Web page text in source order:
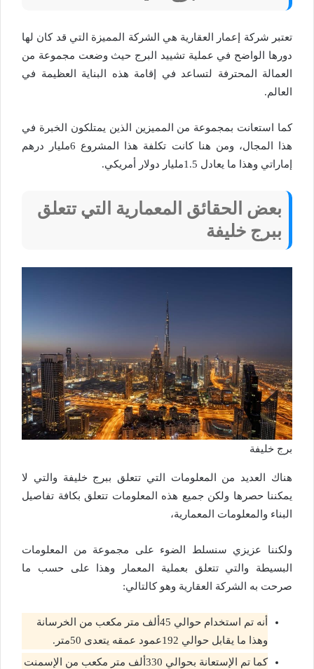
تعتبر شركة إعمار العقارية هي الشركة المميزة التي قد كان لها
دورها الواضح في عملية تشييد البرج حيث وضعت مجموعة من
العمالة المحترفة لتساعد في إقامة هذه البناية العظيمة في
العالم.
كما استعانت بمجموعة من المميزين الذين يمتلكون الخبرة في
هذا المجال، ومن هنا كانت تكلفة هذا المشروع 6مليار درهم
إماراتي وهذا ما يعادل 1.5مليار دولار أمريكي.
بعض الحقائق المعمارية التي تتعلق
ببرج خليفة
برج خليفة
هناك العديد من المعلومات التي تتعلق ببرج خليفة والتي لا
يمكننا حصرها ولكن جميع هذه المعلومات تتعلق بكافة تفاصيل
البناء والمعلومات المعمارية،
ولكننا عزيزي سنسلط الضوء على مجموعة من المعلومات
البسيطة والتي تتعلق بعملية المعمار وهذا على حسب ما
صرحت به الشركة العقارية وهو كالتالي:
أنه تم استخدام حوالي 45ألف متر مكعب من الخرسانة
وهذا ما يقابل حوالي 192عمود عمقه يتعدى 50متر.
كما تم الإستعانة بحوالي 330ألف متر مكعب من الإسمنت